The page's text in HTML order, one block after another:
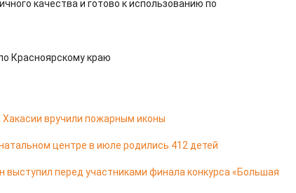
качества и готово к использованию по
Красноярскому краю
вручили пожарным иконы
центре в июле родились 412 детей
выступил перед участниками финала конкурса «Большая